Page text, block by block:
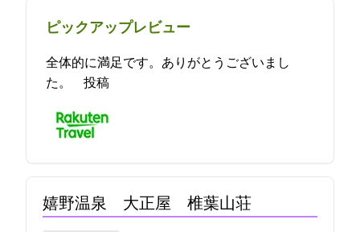
ピックアップレビュー
全体的に満足です。ありがとうございまし
た。 2021-11-15 16:19:19投稿
嬉野温泉 大正屋 椎葉山荘